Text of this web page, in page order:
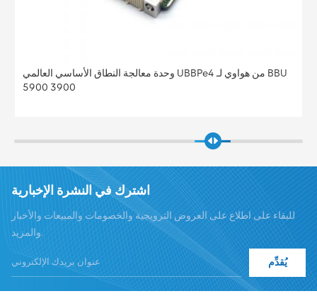
وحدة معالجة النطاق الأساسي العالمي UBBPe4 من هواوي لـ BBU
5900 3900
اشترك في النشرة الإخبارية
للبقاء على اطلاع على العروض الترويجية والخصومات والمبيعات والأخبار
والمزيد.
يُقدِّم
+8619376997331